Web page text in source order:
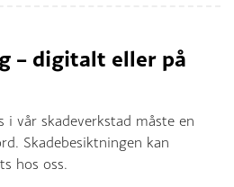
– digitalt eller på
i vår skadeverkstad måste en
Skadebesiktningen kan
hos oss.